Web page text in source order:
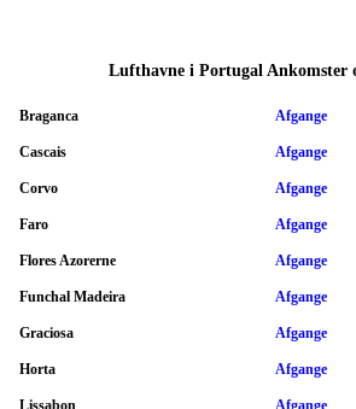
Lufthavne i Portugal Ankomster
Braganca Afgange
Cascais Afgange
Corvo Afgange
Faro Afgange
Flores Azorerne Afgange
Funchal Madeira Afgange
Graciosa Afgange
Horta Afgange
Lissabon Afgange